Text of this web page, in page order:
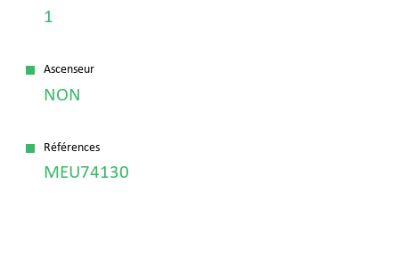
1
Ascenseur
NON
Références
MEU74130